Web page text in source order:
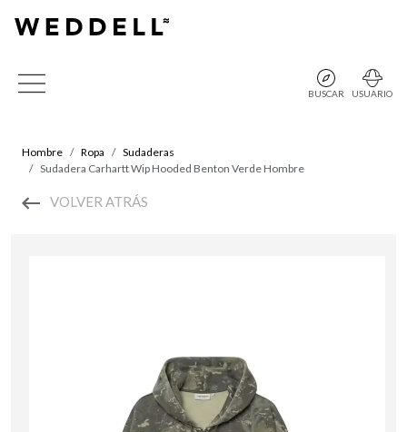
BUSCAR USUARIO
Hombre Ropa
Sudaderas
Sudadera Carhartt Wip Hooded Benton Verde Hombre
VOLVER ATRÁS